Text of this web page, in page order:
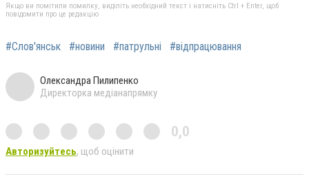
Якщо ви помітили помилку, виділіть необхідний текст і натисніть Ctrl + Enter, щоб
повідомити про це редакцію
#Слов'янськ #новини #патрульні #відпрацювання
Олександра Пилипенко
Директорка медіанапрямку
0,0
Авторизуйтесь, щоб оцінити